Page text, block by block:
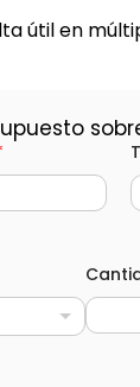
útil en